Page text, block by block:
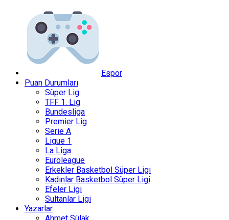
Espor
Puan Durumları
Süper Lig
TFF 1. Lig
Bundesliga
Premier Lig
Serie A
Ligue 1
La Liga
Euroleague
Erkekler Basketbol Süper Ligi
Kadınlar Basketbol Süper Ligi
Efeler Ligi
Sultanlar Ligi
Yazarlar